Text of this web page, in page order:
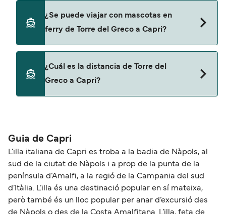
¿Se puede viajar con mascotas en
ferry de Torre del Greco a Capri?
¿Cuál es la distancia de Torre del
Greco a Capri?
Guia de Capri
L'illa italiana de Capri es troba a la badia de Nàpols, al
sud de la ciutat de Nàpols i a prop de la punta de la
península d’Amalfi, a la regió de la Campania del sud
d’Itàlia. L’illa és una destinació popular en sí mateixa,
però també és un lloc popular per anar d’excursió des
de Nàpols o des de la Costa Amalfitana. L’illa, feta de